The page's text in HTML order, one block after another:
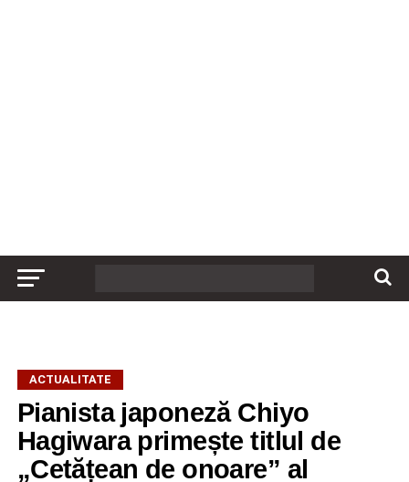
ACTUALITATE
Pianista japoneză Chiyo
Hagiwara primește titlul de
„Cetățean de onoare” al